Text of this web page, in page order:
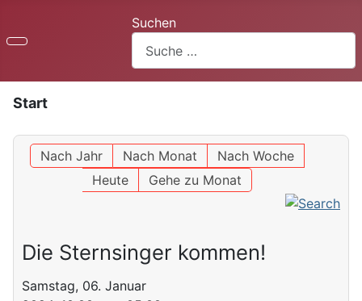
Suchen
Start
Nach Jahr Nach Monat
Nach Woche
Heute
Gehe zu Monat
Die Sternsinger kommen!
Samstag, 06. Januar